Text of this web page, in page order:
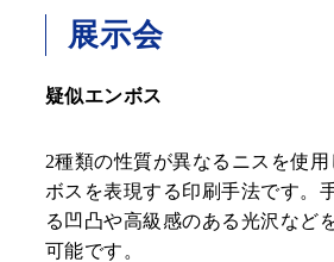
展示会
疑似エンボス
2種類の性質が異なるニスを使
ボスを表現する印刷手法です。
る凹凸や高級感のある光沢など
可能です。